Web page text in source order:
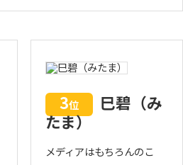
3位
巳碧（み
たま）
メディアはもちろんのこ